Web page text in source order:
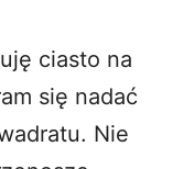
ciasto na
się nadać
Nie